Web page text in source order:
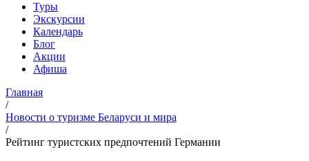
Туры
Экскурсии
Календарь
Блог
Акции
Афиша
Главная
/
Новости о туризме Беларуси и мира
/
Рейтинг туристских предпочтений Германии